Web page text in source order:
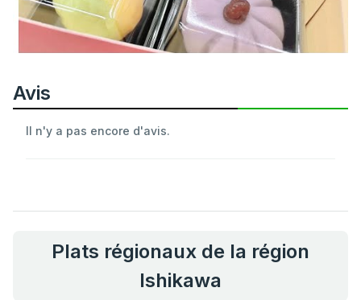
Avis
Il n'y a pas encore d'avis.
Plats régionaux de la région
Ishikawa